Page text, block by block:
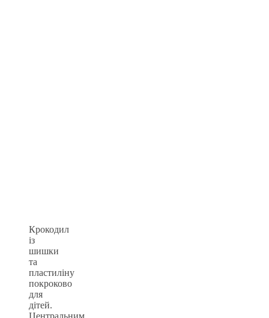
Крокодил
із
шишки
та
пластиліну
покроково
для
дітей.
Центральним